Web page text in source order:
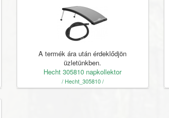
A termék ára után érdeklődjön
üzletünkben.
Hecht 305810 napkollektor
/ Hecht_305810 /